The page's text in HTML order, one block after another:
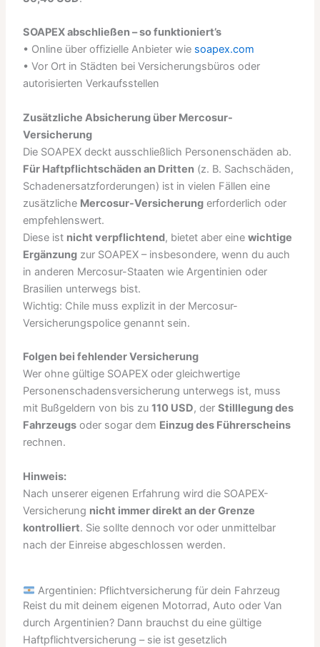
SOAPEX abschließen – so funktioniert’s
• Online über offizielle Anbieter wie soapex.com
• Vor Ort in Städten bei Versicherungsbüros oder
autorisierten Verkaufsstellen
Zusätzliche Absicherung über Mercosur-
Versicherung
Die SOAPEX deckt ausschließlich Personenschäden ab.
Für Haftpflichtschäden an Dritten (z. B. Sachschäden,
Schadenersatzforderungen) ist in vielen Fällen eine
zusätzliche Mercosur-Versicherung erforderlich oder
empfehlenswert.
Diese ist nicht verpflichtend, bietet aber einewichtige
Ergänzung zur SOAPEX – insbesondere, wenn du auch
in anderen Mercosur-Staaten wie Argentinien oder
Brasilien unterwegs bist.
Wichtig: Chile muss explizit in der Mercosur-
Versicherungspolice genannt sein.
Folgen bei fehlender Versicherung
Wer ohne gültige SOAPEX oder gleichwertige
Personenschadensversicherung unterwegs ist, muss
mit Bußgeldern von bis zu110 USD, derStilllegung des
Fahrzeugs oder sogar dem Einzug des Führerscheins
rechnen.
Hinweis:
Nach unserer eigenen Erfahrung wird die SOAPEX-
Versicherung nicht immer direkt an der Grenze
kontrolliert. Sie sollte dennoch vor oder unmittelbar
nach der Einreise abgeschlossen werden.
Argentinien: Pflichtversicherung für dein Fahrzeug
Reist du mit deinem eigenen Motorrad, Auto oder Van
durch Argentinien? Dann brauchst du eine gültige
Haftpflichtversicherung – sie ist gesetzlich